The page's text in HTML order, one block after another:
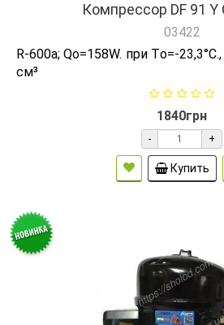
Компрессор DF 91 Y
03422
R-600а; Qо=158W. при Tо=-
см³
1840грн
- +
Купить